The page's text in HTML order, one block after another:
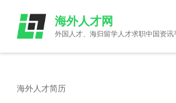
content
(Press
海外人才网
外国人才、海归留学人才求职中国资讯
海外人才简历